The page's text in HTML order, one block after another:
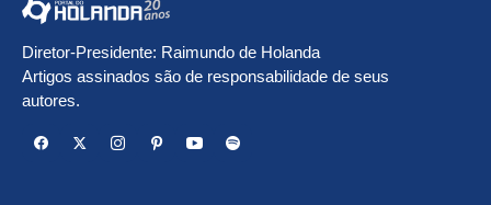
Diretor-Presidente: Raimundo de Holanda
Artigos assinados são de responsabilidade de seus
autores.